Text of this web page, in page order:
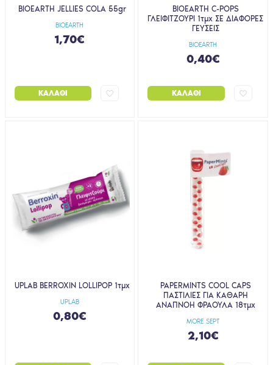
BIOEARTH
BIOEARTH JELLIES COLA 55gr
1,70€
ΚΑΛΆΘΙ
BIOEARTH
BIOEARTH C-POPS
ΓΛΕΙΦΙΤΖΟΥΡΙ 1τμχ ΣΕ ΔΙΑΦΟΡΕΣ
ΓΕΥΣΕΙΣ
0,40€
ΚΑΛΆΘΙ
UPLAB
UPLAB BERROXIN LOLLIPOP 1τμχ
0,80€ MORE SEPT
PAPERMINTS COOL CAPS
ΠΑΣΤΙΛΙΕΣ ΓΙΑ ΚΑΘΑΡΗ
ΑΝΑΠΝΟΗ ΦΡΑΟΥΛΑ 18τμχ
2,10€